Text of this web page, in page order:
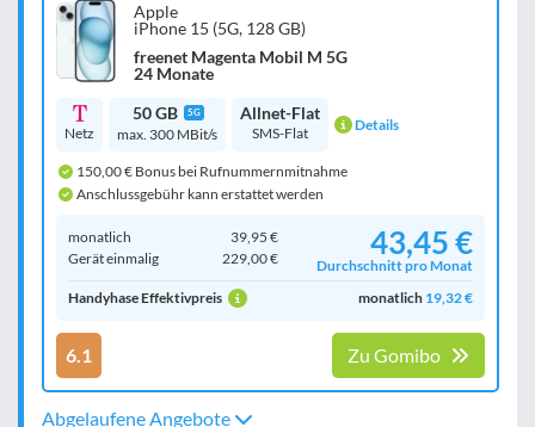
Apple
iPhone 15 (5G, 128 GB)
freenet Magenta Mobil M 5G
24 Monate
Netz
50 GB 5G
max. 300 MBit/s
Allnet-Flat
SMS-Flat Details
150,00 € Bonus bei Rufnummernmitnahme
Anschlussgebühr kann erstattet werden
monatlich
39,95 €
Gerät einmalig
229,00 € 43,45 €
Durchschnitt pro Monat
Handyhase Effektivpreis
monatlich 19,32 €
6.1 Zu Gomibo
Abgelaufene Angebote